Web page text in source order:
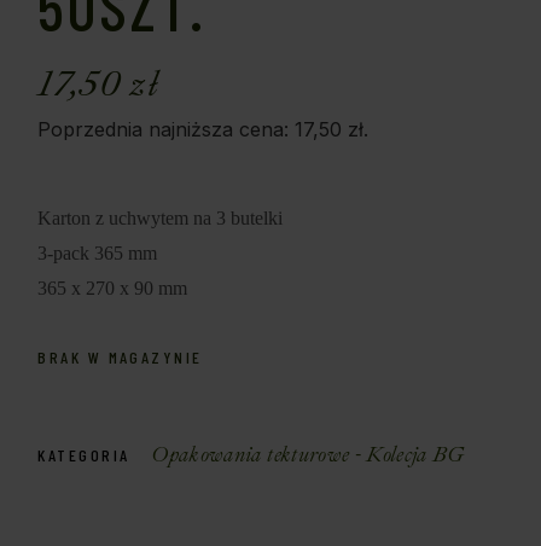
17,50zł
Poprzednia najniższa cena: 17,50 zł.
Karton z uchwytem na 3 butelki
3-pack 365 mm
365 x 270 x 90 mm
BRAK W MAGAZYNIE
KATEGORIA Opakowania tekturowe - Kolecja BG